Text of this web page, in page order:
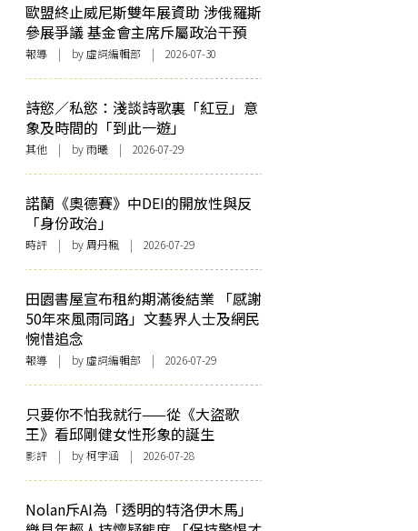
歐盟終止威尼斯雙年展資助 涉俄羅斯
參展爭議 基金會主席斥屬政治干預
報導 | by 虛詞編輯部 | 2026-07-30
詩慾／私慾：淺談詩歌裏「紅豆」意
象及時間的「到此一遊」
其他 | by 雨曦 | 2026-07-29
諾蘭《奧德賽》中DEI的開放性與反
「身份政治」
時評 | by 周丹楓 | 2026-07-29
田園書屋宣布租約期滿後結業 「感謝
50年來風雨同路」文藝界人士及網民
惋惜追念
報導 | by 虛詞編輯部 | 2026-07-29
只要你不怕我就行——從《大盜歌
王》看邱剛健女性形象的誕生
影評 | by 柯宇涵 | 2026-07-28
Nolan斥AI為「透明的特洛伊木馬」